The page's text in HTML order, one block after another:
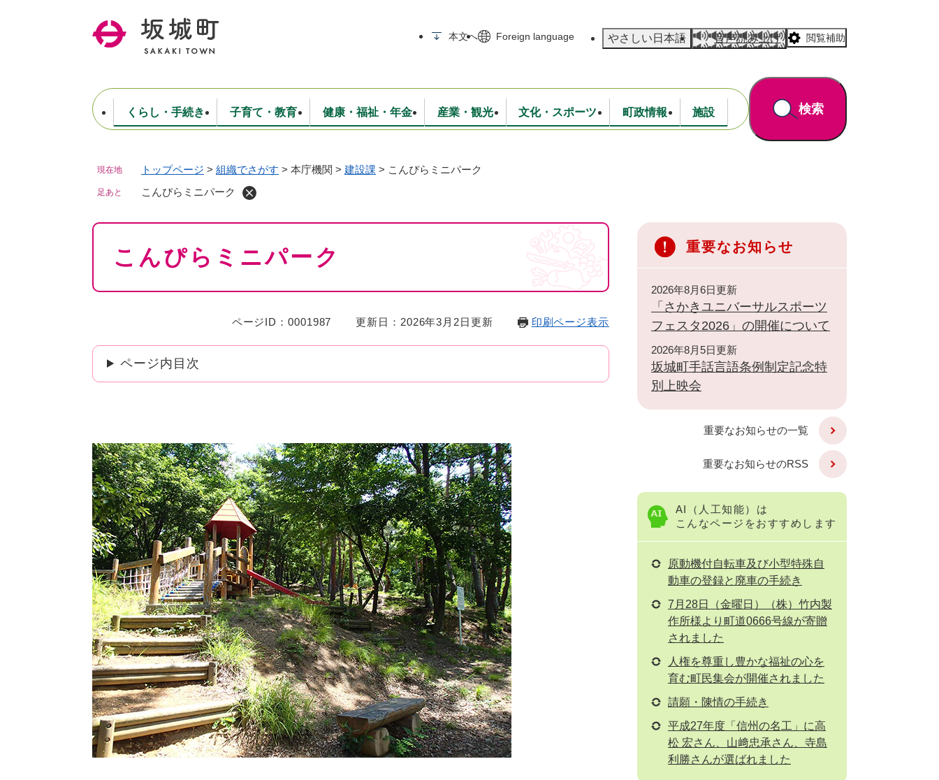
本文へ Foreign language やさしい日本語 音声読み上げ 閲覧補助
くらし・手続き
住民票・戸籍・証明 防災・行政無線 消防・救急
税金
子育て・教育
妊娠・出産・子育て 保育 学校・教育
健康・福祉・年金
健康・医療 福祉 保険・年金
産業・観光
商工業 農林業 入札・契約
文化・スポーツ
生涯学習・スポーツ 文化
町政情報
ようこそ町長室へ 坂城町について 統計情報
人事・採用・職員
施設
公共施設
検索
現在地 トップページ > 組織でさがす > 本庁機関 > 建設課 > こんぴらミニパーク
足あと こんぴらミニパーク
本
こんぴらミニパーク
ページID：0001987 更新日：2026年3月2日更新 印刷ページ表示
ページ内目次
重要なお知らせ
2026年8月6日更新
「さかきユニバーサルスポーツ
フェスタ2026」の開催について
2026年8月5日更新
坂城町手話言語条例制定記念特
別上映会
重要なお知らせの一覧
重要なお知らせのRSS
AI（人工知能）は
こんなページをおすすめします
原動機付自転車及び小型特殊自
動車の登録と廃車の手続き
7月28日（金曜日）（株）竹内製
作所様より町道0666号線が寄贈
されました
人権を尊重し豊かな福祉の心を
育む町民集会が開催されました
請願・陳情の手続き
平成27年度「信州の名工」に高
松 宏さん、山﨑忠承さん、寺島
利勝さんが選ばれました